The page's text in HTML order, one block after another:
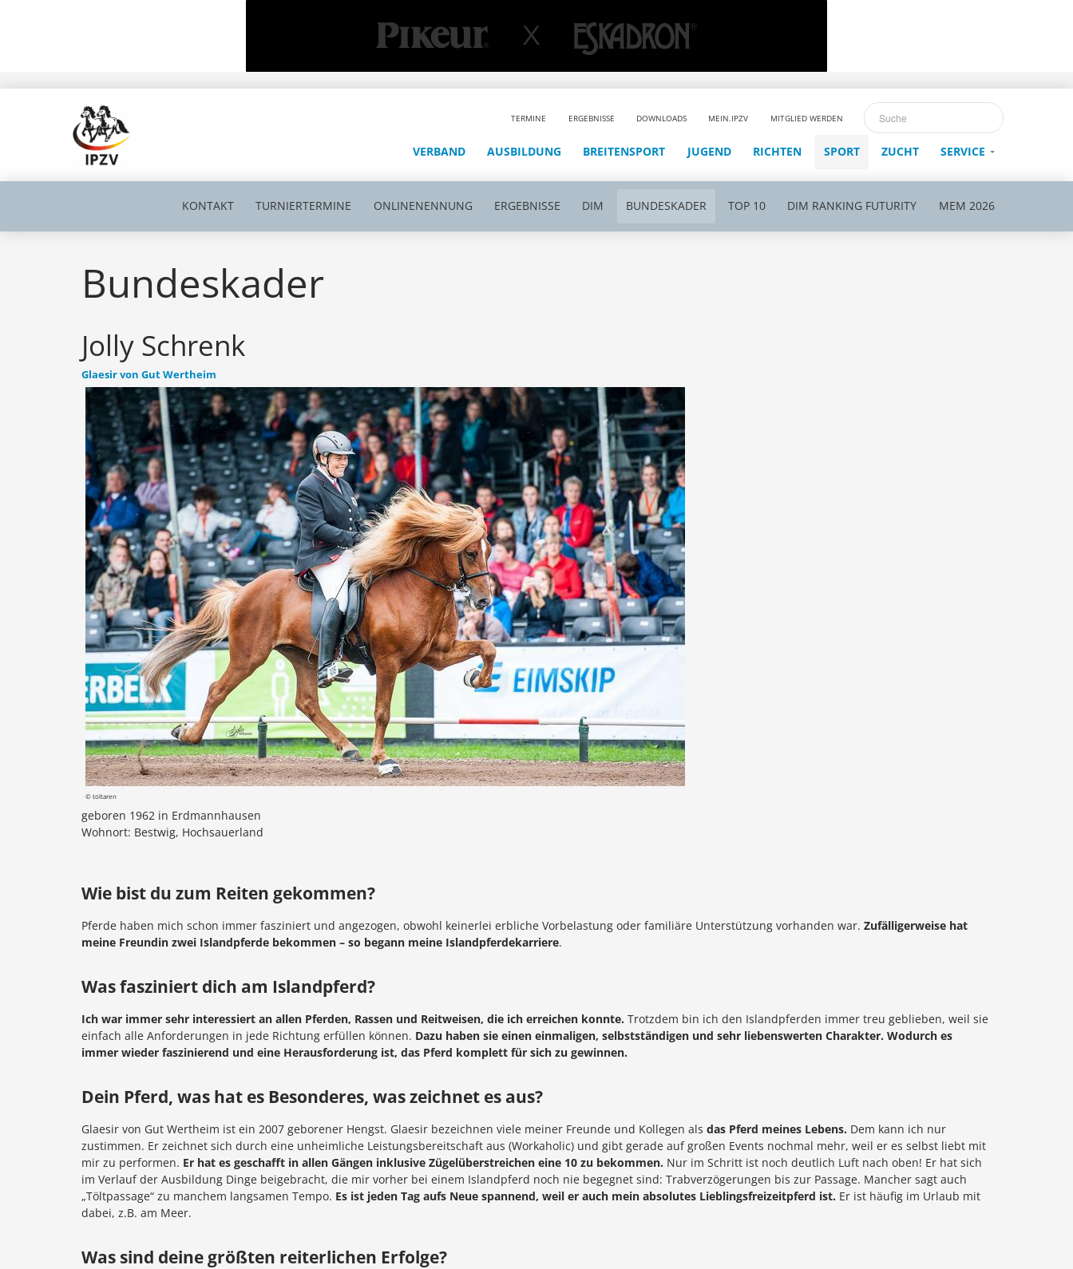
TERMINE ERGEBNISSE DOWNLOADS MEIN.IPZV MITGLIED WERDEN
VERBAND AUSBILDUNG BREITENSPORT JUGEND RICHTEN SPORT ZUCHT SERVICE
KONTAKT TURNIERTERMINE ONLINENENNUNG ERGEBNISSE DIM BUNDESKADER TOP 10 DIM RANKING FUTURITY MEM 2026
Bundeskader
Jolly Schrenk
Glaesir von Gut Wertheim
© toltaren
geboren 1962 in Erdmannhausen
Wohnort: Bestwig, Hochsauerland
Wie bist du zum Reiten gekommen?
Pferde haben mich schon immer fasziniert und angezogen, obwohl keinerlei erbliche Vorbelastung oder familiäre Unterstützung vorhanden war. Zufälligerweise hat
meine Freundin zwei Islandpferde bekommen – so begann meine Islandpferdekarriere.
Was fasziniert dich am Islandpferd?
Ich war immer sehr interessiert an allen Pferden, Rassen und Reitweisen, die ich erreichen konnte. Trotzdem bin ich den Islandpferden immer treu geblieben, weil sie
einfach alle Anforderungen in jede Richtung erfüllen können. Dazu haben sie einen einmaligen, selbstständigen und sehr liebenswerten Charakter. Wodurch es
immer wieder faszinierend und eine Herausforderung ist, das Pferd komplett für sich zu gewinnen.
Dein Pferd, was hat es Besonderes, was zeichnet es aus?
Glaesir von Gut Wertheim ist ein 2007 geborener Hengst. Glaesir bezeichnen viele meiner Freunde und Kollegen als das Pferd meines Lebens. Dem kann ich nur
zustimmen. Er zeichnet sich durch eine unheimliche Leistungsbereitschaft aus (Workaholic) und gibt gerade auf großen Events nochmal mehr, weil er es selbst liebt mit
mir zu performen. Er hat es geschafft in allen Gängen inklusive Zügelüberstreichen eine 10 zu bekommen. Nur im Schritt ist noch deutlich Luft nach oben! Er hat sich
im Verlauf der Ausbildung Dinge beigebracht, die mir vorher bei einem Islandpferd noch nie begegnet sind: Trabverzögerungen bis zur Passage. Mancher sagt auch
„Töltpassage“ zu manchem langsamen Tempo. Es ist jeden Tag aufs Neue spannend, weil er auch mein absolutes Lieblingsfreizeitpferd ist. Er ist häufig im Urlaub mit
dabei, z.B. am Meer.
Was sind deine größten reiterlichen Erfolge?